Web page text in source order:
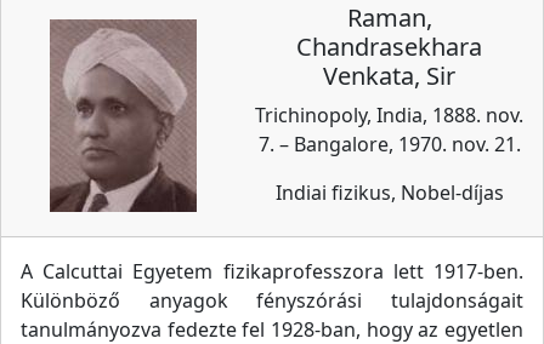
Raman,
Chandrasekhara
Venkata, Sir
Trichinopoly, India, 1888. nov.
7. – Bangalore, 1970. nov. 21.
Indiai fizikus, Nobel-díjas
A Calcuttai Egyetem fizikaprofesszora lett 1917-ben.
Különböző anyagok fényszórási tulajdonságait
tanulmányozva fedezte fel 1928-ban, hogy az egyetlen